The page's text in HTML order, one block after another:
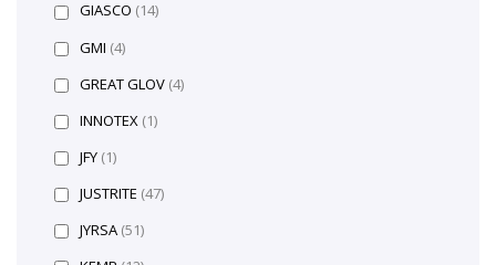
GIASCO (14)
GMI (4)
GREAT GLOV (4)
INNOTEX (1)
JFY (1)
JUSTRITE (47)
JYRSA (51)